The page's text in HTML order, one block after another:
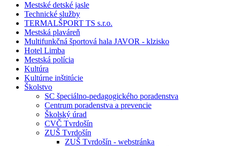
Mestské detské jasle
Technické služby
TERMALŠPORT TS s.r.o.
Mestská plaváreň
Multifunkčná športová hala JAVOR - klzisko
Hotel Limba
Mestská polícia
Kultúra
Kultúrne inštitúcie
Školstvo
SC špeciálno-pedagogického poradenstva
Centrum poradenstva a prevencie
Školský úrad
CVČ Tvrdošín
ZUŠ Tvrdošín
ZUŠ Tvrdošín - webstránka